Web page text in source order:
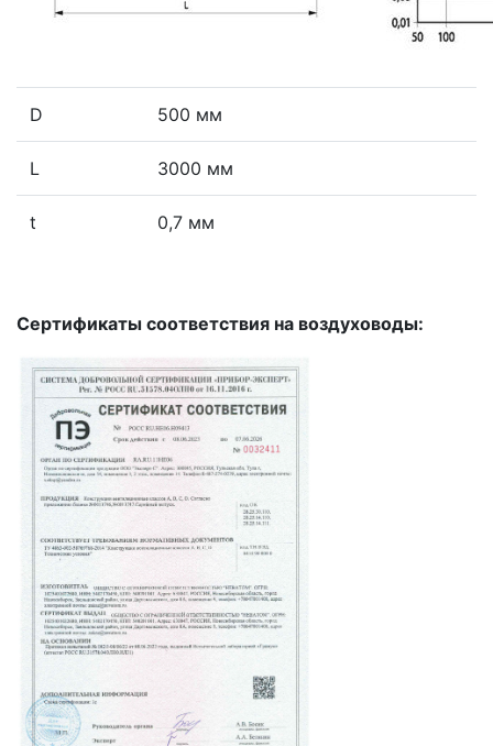
D 500 мм
L 3000 мм
t 0,7 мм
Сертификаты соответствия на воздуховоды: